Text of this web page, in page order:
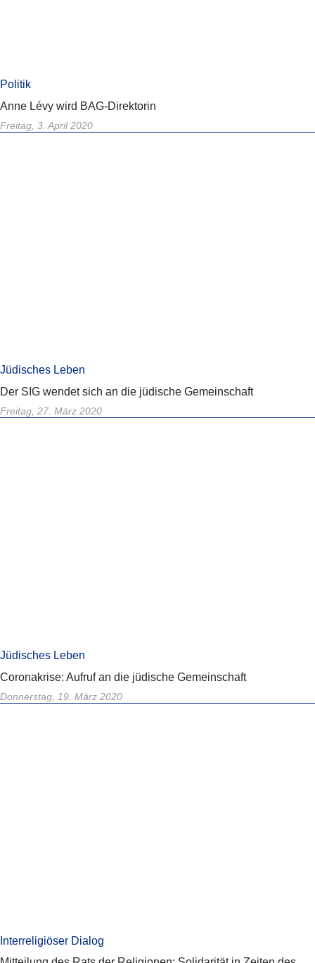
Politik
Anne Lévy wird BAG-Direktorin
Freitag, 3. April 2020
Jüdisches Leben
Der SIG wendet sich an die jüdische Gemeinschaft
Freitag, 27. März 2020
Jüdisches Leben
Coronakrise: Aufruf an die jüdische Gemeinschaft
Donnerstag, 19. März 2020
Interreligiöser Dialog